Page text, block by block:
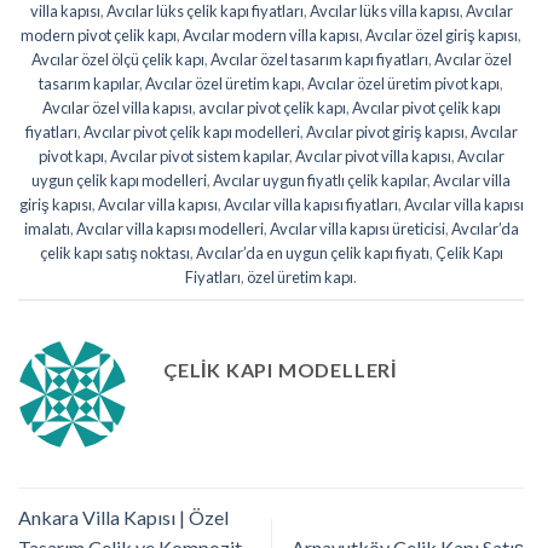
villa kapısı,Avcılar lüks çelik kapı fiyatları,Avcılar lüks villa kapısı,Avcılar
modern pivot çelik kapı,Avcılar modern villa kapısı,Avcılar özel giriş kapısı,
Avcılar özel ölçü çelik kapı,Avcılar özel tasarım kapı fiyatları,Avcılar özel
tasarım kapılar,Avcılar özel üretim kapı,Avcılar özel üretim pivot kapı,
Avcılar özel villa kapısı, avcılar pivot çelik kapı,Avcılar pivot çelik kapı
fiyatları,Avcılar pivot çelik kapı modelleri,Avcılar pivot giriş kapısı,Avcılar
pivot kapı,Avcılar pivot sistem kapılar,Avcılar pivot villa kapısı,Avcılar
uygun çelik kapı modelleri,Avcılar uygun fiyatlı çelik kapılar,Avcılar villa
giriş kapısı,Avcılar villa kapısı,Avcılar villa kapısı fiyatları,Avcılar villa kapısı
imalatı,Avcılar villa kapısı modelleri,Avcılar villa kapısı üreticisi,Avcılar’da
çelik kapı satış noktası,Avcılar’da en uygun çelik kapı fiyatı,Çelik Kapı
Fiyatları,özel üretim kapı.
ÇELIK KAPI MODELLERI
Ankara Villa Kapısı | Özel